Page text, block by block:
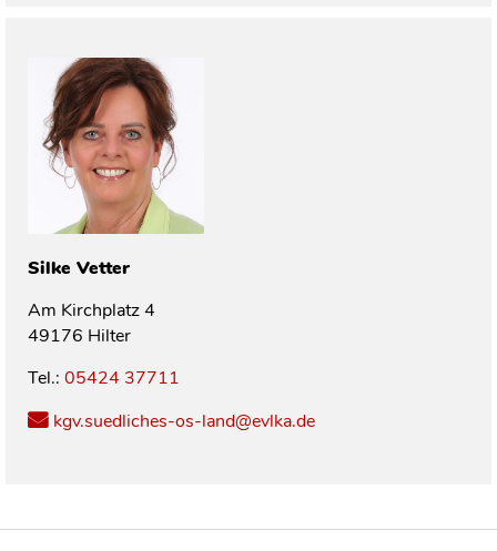
Silke Vetter
Am Kirchplatz 4
49176 Hilter
Tel.: 05424 37711
kgv.suedliches-os-land@evlka.de